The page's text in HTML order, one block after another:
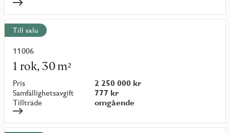
Till salu
11006
1 rok, 30 m²
Pris
2 250 000 kr
Samfällighetsavgift
777 kr
Tillträde
omgående
Läs
mer
om
objekt
{objectNumber}